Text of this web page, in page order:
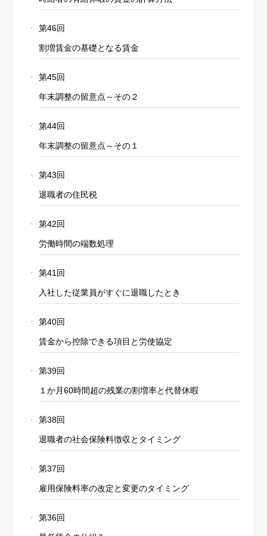
第46回
割増賃金の基礎となる賃金
第45回
年末調整の留意点～その２
第44回
年末調整の留意点～その１
第43回
退職者の住民税
第42回
労働時間の端数処理
第41回
入社した従業員がすぐに退職したとき
第40回
賃金から控除できる項目と労使協定
第39回
１か月60時間超の残業の割増率と代替休暇
第38回
退職者の社会保険料徴収とタイミング
第37回
雇用保険料率の改定と変更のタイミング
第36回